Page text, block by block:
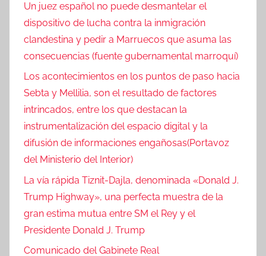
Un juez español no puede desmantelar el
dispositivo de lucha contra la inmigración
clandestina y pedir a Marruecos que asuma las
consecuencias (fuente gubernamental marroquí)
Los acontecimientos en los puntos de paso hacia
Sebta y Mellilia, son el resultado de factores
intrincados, entre los que destacan la
instrumentalización del espacio digital y la
difusión de informaciones engañosas(Portavoz
del Ministerio del Interior)
La vía rápida Tiznit-Dajla, denominada «Donald J.
Trump Highway», una perfecta muestra de la
gran estima mutua entre SM el Rey y el
Presidente Donald J. Trump
Comunicado del Gabinete Real